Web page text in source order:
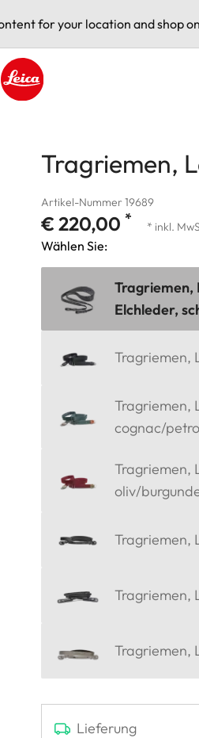
for your location and shop
Tragriemen,
Artikel-Nummer 19689
€ 220,00 * * inkl.
Wählen Sie:
Tragriemen,
Elchleder,
Tragriemen,
Tragriemen,
cognac/
Tragriemen,
oliv/
Tragriemen,
Tragriemen,
Tragriemen,
Lieferung